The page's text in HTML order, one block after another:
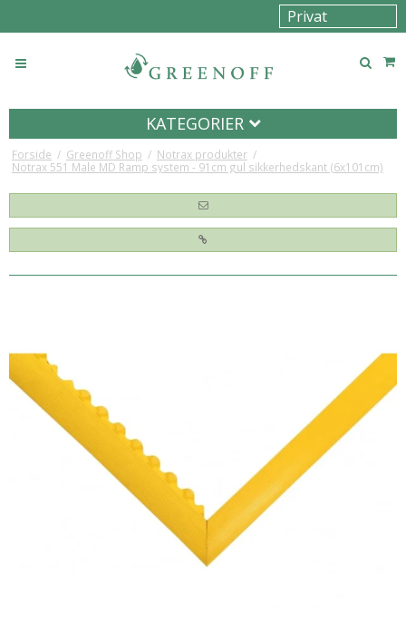
KATEGORIER
Forside / Greenoff Shop / Notrax produkter /
Notrax 551 Male MD Ramp system - 91cm gul sikkerhedskant (6x101cm)